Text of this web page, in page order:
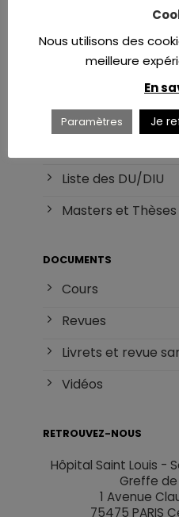
Référents
DES d’hématologie
Liste des DU/DIU
Masters et Thèses
DOCUMENTS
Cours
Revues
Livrets et revue
Vidéos
RETROUVEZ-NOUS
Hôpital Saint Louis -
Greffe de
1 Avenue
75475 PARIS
Nous utilisons des
meilleure
En
Paramètres Je